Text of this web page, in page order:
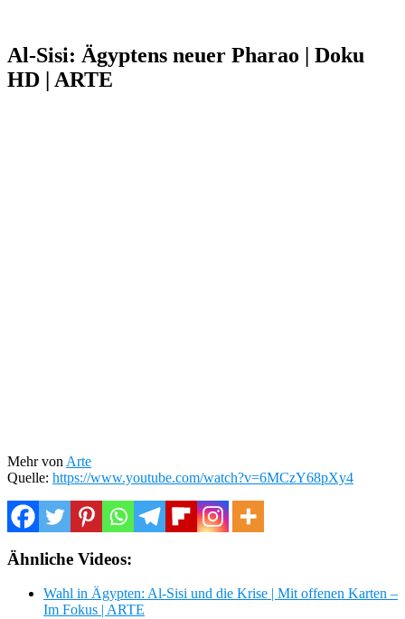
Al-Sisi: Ägyptens neuer Pharao | Doku
HD | ARTE
Mehr von Arte
Quelle: https://www.youtube.com/watch?v=6MCzY68pXy4
Ähnliche Videos:
Wahl in Ägypten: Al-Sisi und die Krise | Mit offenen Karten –
Im Fokus | ARTE